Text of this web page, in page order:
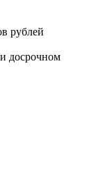
рублей
досрочном